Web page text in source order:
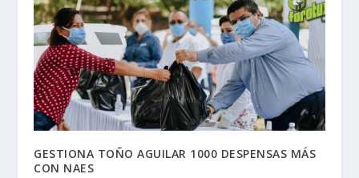
GESTIONA TOÑO AGUILAR 1000 DESPENSAS MÁS
CON NAES